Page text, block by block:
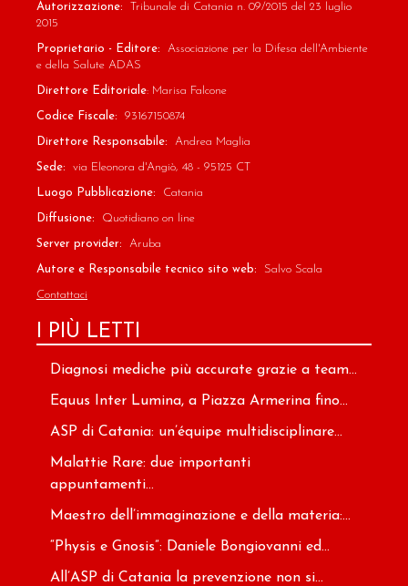
Autorizzazione: Tribunale di Catania n. 09/2015 del 23 luglio
2015
Proprietario - Editore: Associazione per la Difesa dell'Ambiente
e della Salute ADAS
Direttore Editoriale: Marisa Falcone
Codice Fiscale: 93167150874
Direttore Responsabile: Andrea Maglia
Sede: via Eleonora d'Angiò, 48 - 95125 CT
Luogo Pubblicazione: Catania
Diffusione: Quotidiano on line
Server provider: Aruba
Autore e Responsabile tecnico sito web: Salvo Scala
Contattaci
I PIÙ LETTI
Diagnosi mediche più accurate grazie a team...
Equus Inter Lumina, a Piazza Armerina fino...
ASP di Catania: un’équipe multidisciplinare...
Malattie Rare: due importanti
appuntamenti...
Maestro dell’immaginazione e della materia:...
“Physis e Gnosis”: Daniele Bongiovanni ed...
All’ASP di Catania la prevenzione non si...